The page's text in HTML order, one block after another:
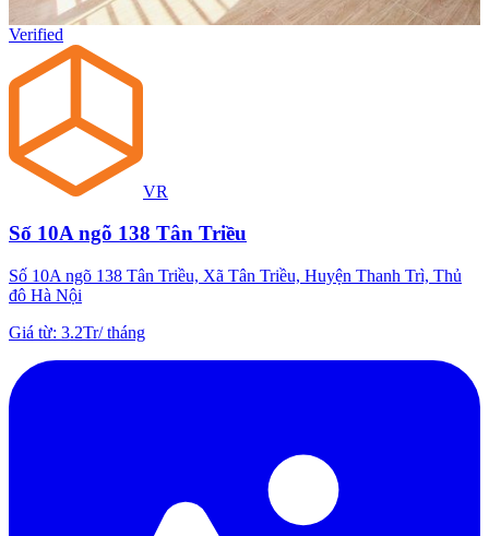
Verified
VR
Số 10A ngõ 138 Tân Triều
Số 10A ngõ 138 Tân Triều, Xã Tân Triều, Huyện Thanh Trì, Thủ
đô Hà Nội
Giá từ: 3.2Tr/tháng